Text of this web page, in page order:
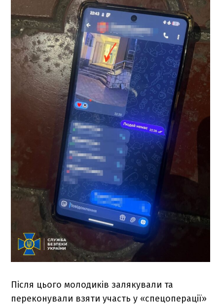
Після цього молодиків залякували та
переконували взяти участь у «спецоперації»